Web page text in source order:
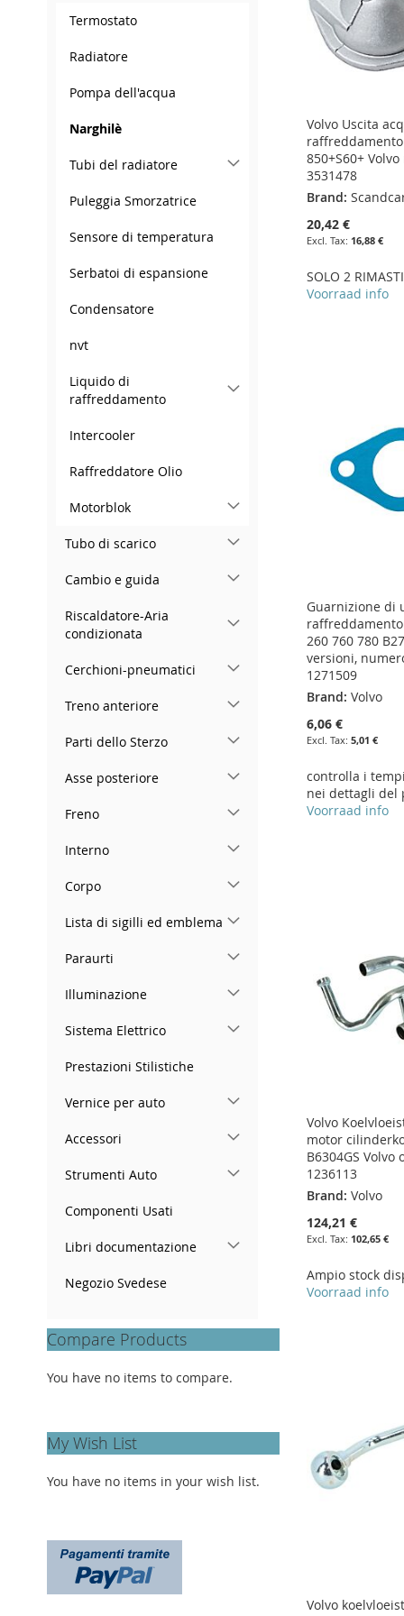
Volvo Uscita
850+S60+
3531478
Brand:
20,42 €
16,88 €
SOLO 2
Voorraad info
TO
ADD
Add to Cart
ADD
WISH
LIST
TO
COMPARE
TO
ADD
TO
ADD
Guarnizione di
260 760 780
versioni,
1271509
Brand: Volvo
6,06 €
5,01 €
controlla i
nei dettagli del
Voorraad info
Add to Cart
LIST
COMPARE
Add to Cart
ADD
TO
WISH
LIST
ADD
TO
COMPARE
Add to Cart
ADD
TO
WISH
LIST
ADD
TO
COMPARE
ADD
TO
WISH
LIST
ADD
TO
COMPARE
Volvo
motor
B6304GS
1236113
Brand: Volvo
124,21 €
102,65 €
Ampio stock
Voorraad info
ADD
TO
LIST
ADD
COMPARE
ADD
TO
LIST
ADD
COMPARE
ADD
TO
LIST
ADD
COMPARE
ADD
TO
LIST
ADD
COMPARE
Volvo
Termostato
Radiatore
Pompa dell'acqua
Narghilè
Tubi del radiatore
Puleggia Smorzatrice
Sensore di temperatura
Serbatoi di espansione
Condensatore
nvt
Liquido di
raffreddamento
Intercooler
Raffreddatore Olio
Motorblok
Tubo di scarico
Cambio e guida
Riscaldatore-Aria
condizionata
Cerchioni-pneumatici
Treno anteriore
Parti dello Sterzo
Asse posteriore
Freno
Interno
Corpo
Lista di sigilli ed emblema
Paraurti
Illuminazione
Sistema Elettrico
Prestazioni Stilistiche
Vernice per auto
Accessori
Strumenti Auto
Componenti Usati
Libri documentazione
Negozio Svedese
Compare Products
You have no items to compare.
My Wish List
You have no items in your wish list.